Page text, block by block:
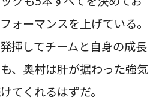
ォーマンスを上げている。
揮してチームと自身の成長
、奥村は肝が据わった強気
てくれるはずだ。